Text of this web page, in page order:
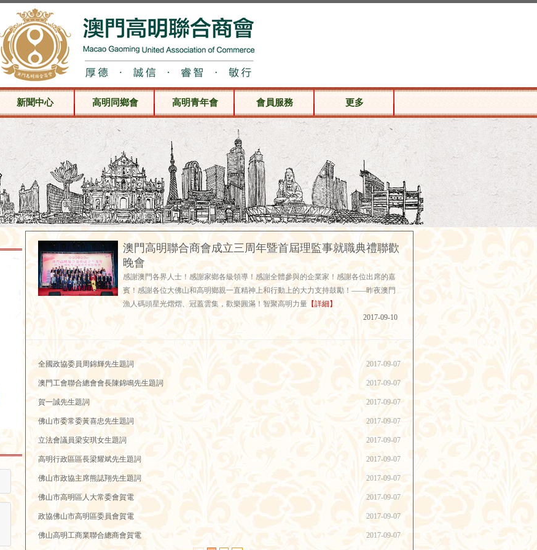
澳門高明聯合商會成立三周年暨首屆理監事就職典禮聯歡
晚會
感謝澳門各界人士！感謝家鄉各級領導！感謝全體參與的企業家！感謝各位出席的嘉
賓！感謝各位大佛山和高明鄉親一直精神上和行動上的大力支持鼓勵！——昨夜澳門
漁人碼頭星光熠熠、冠蓋雲集，歡樂圓滿！智聚高明力量 【詳細】
2017-09-10
全國政協委員周錦輝先生題詞 2017-09-07
澳門工會聯合總會會長陳錦鳴先生題詞 2017-09-07
賀一誠先生題詞 2017-09-07
佛山市委常委黃喜忠先生題詞 2017-09-07
立法會議員梁安琪女生題詞 2017-09-07
高明行政區區長梁耀斌先生題詞 2017-09-07
佛山市政協主席熊誌翔先生題詞 2017-09-07
佛山市高明區人大常委會賀電 2017-09-07
政協佛山市高明區委員會賀電 2017-09-07
佛山高明工商業聯合總商會賀電 2017-09-07
新聞中心 高明同鄉會 高明青年會 會員服務 更多